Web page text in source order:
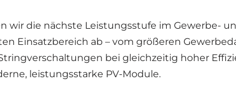
wir die nächste Leistungsstufe im Gewerbe-
Einsatzbereich ab – vom größeren
bei gleichzeitig hoher
leistungsstarke PV-Module.